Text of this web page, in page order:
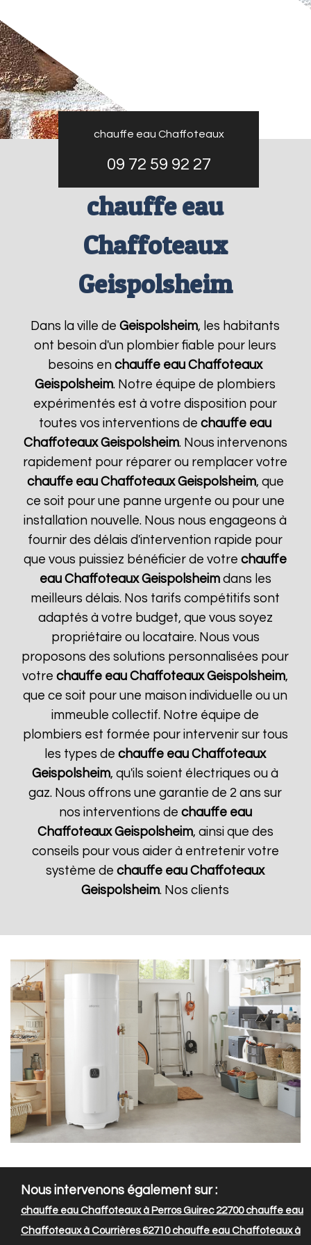
chauffe eau Chaffoteaux
09 72 59 92 27
chauffe eau
Chaffoteaux
Geispolsheim
Dans la ville deGeispolsheim, les habitants
ont besoin d'un plombier fiable pour leurs
besoins enchauffe eau Chaffoteaux
Geispolsheim. Notre équipe de plombiers
expérimentés est à votre disposition pour
toutes vos interventions dechauffe eau
Chaffoteaux Geispolsheim. Nous intervenons
rapidement pour réparer ou remplacer votre
chauffe eau Chaffoteaux Geispolsheim, que
ce soit pour une panne urgente ou pour une
installation nouvelle. Nous nous engageons à
fournir des délais d'intervention rapide pour
que vous puissiez bénéficier de votrechauffe
eau Chaffoteaux Geispolsheimdans les
meilleurs délais. Nos tarifs compétitifs sont
adaptés à votre budget, que vous soyez
propriétaire ou locataire. Nous vous
proposons des solutions personnalisées pour
votrechauffe eau Chaffoteaux Geispolsheim,
que ce soit pour une maison individuelle ou un
immeuble collectif. Notre équipe de
plombiers est formée pour intervenir sur tous
les types dechauffe eau Chaffoteaux
Geispolsheim, qu'ils soient électriques ou à
gaz. Nous offrons une garantie de 2 ans sur
nos interventions de chauffe eau
Chaffoteaux Geispolsheim, ainsi que des
conseils pour vous aider à entretenir votre
système dechauffe eau Chaffoteaux
Geispolsheim. Nos clients
Nous intervenons également sur :
chauffe eau Chaffoteaux à Perros Guirec 22700chauffe eau
Chaffoteaux à Courrières 62710chauffe eau Chaffoteaux à